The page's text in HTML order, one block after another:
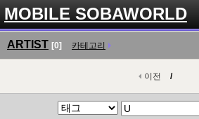
MOBILE SOBAWORLD
ARTIST [0] 카테고리
이전 /